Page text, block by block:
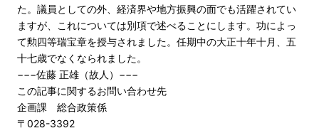
た。議員としての外、経済界や地方振興の面でも活躍されてい
ますが、これについては別項で述べることにします。功によっ
て勲四等瑞宝章を授与されました。任期中の大正十年十月、五
十七歳でなくなられました。
−−−佐藤 正雄（故人）−−−
この記事に関するお問い合わせ先
企画課 総合政策係
〒028-3392